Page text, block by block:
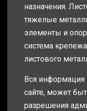
назначения.
тяжелые
элементы и
система
листового
Вся информация
сайте, может
разрешения